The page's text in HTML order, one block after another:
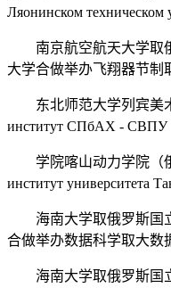
Ляонинском техническом
南京航空航天大学取
大学合做举办飞翔器节制
东北师范大学列宾美
институт СПбАХ - СВПУ в
学院喀山动力学院（俄
институт университета
海南大学取俄罗斯国
合做举办数据科学取大数
海南大学取俄罗斯国